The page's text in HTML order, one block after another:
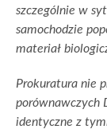
szczególnie w
samochodzie
materiał
Prokuratura nie
porównawczych
identyczne z